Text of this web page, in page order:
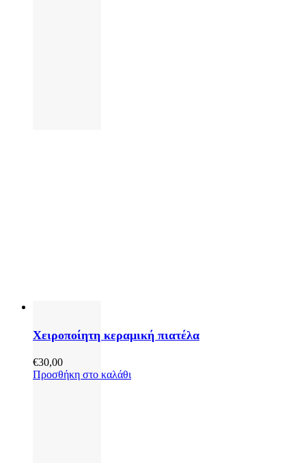
Χειροποίητη κεραμική πιατέλα
€30,00
Προσθήκη στο καλάθι